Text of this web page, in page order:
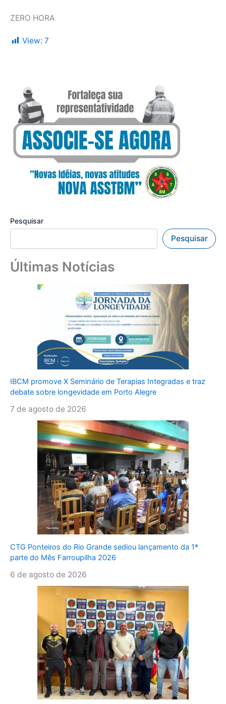
ZERO HORA
View: 7
Pesquisar
Pesquisar
Últimas Notícias
IBCM promove X Seminário de Terapias Integradas e traz
debate sobre longevidade em Porto Alegre
7 de agosto de 2026
CTG Ponteiros do Rio Grande sediou lançamento da 1ª
parte do Mês Farroupilha 2026
6 de agosto de 2026